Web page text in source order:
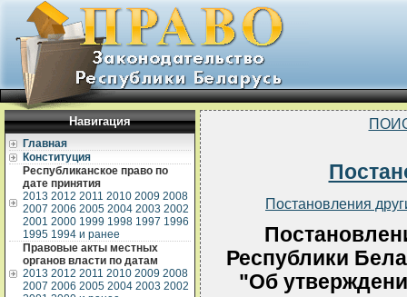
Навигация
Главная
Конституция
Республиканское право по
дате принятия
2013 2012 2011 2010 2009 2008
2007 2006 2005 2004 2003 2002
2001 2000 1999 1998 1997 1996
1995 1994 и ранее
Правовые акты местных
органов власти по датам
2013 2012 2011 2010 2009 2008
2007 2006 2005 2004 2003 2002
Постановления
Республики
"Об